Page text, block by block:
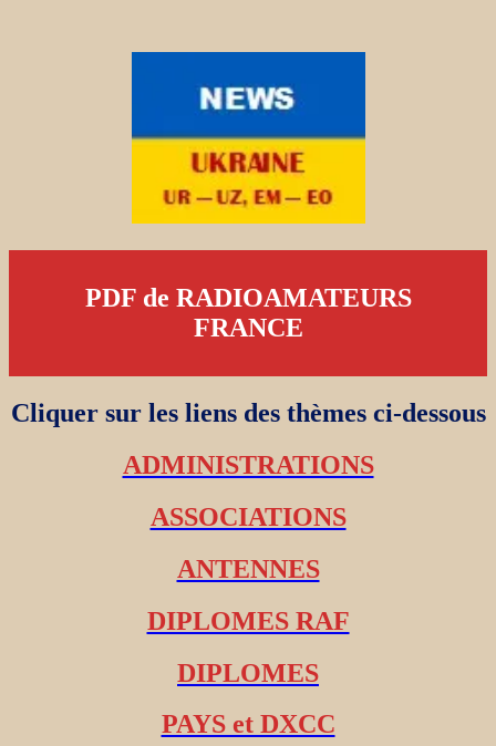
PDF de RADIOAMATEURS
FRANCE
Cliquer sur les liens des thèmes ci-dessous
ADMINISTRATIONS
ASSOCIATIONS
ANTENNES
DIPLOMES RAF
DIPLOMES
PAYS et DXCC